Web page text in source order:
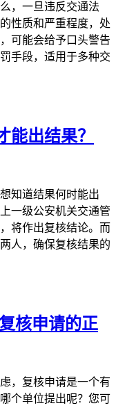
，一旦违反交通法
性质和严重程度，处
可能会给予口头警告
手段，适用于多种交
能出结果？
知道结果何时能出
一级公安机关交通管
将作出复核结论。而
人，确保复核结果的
核申请的正
，复核申请是一个有
个单位提出呢？您可